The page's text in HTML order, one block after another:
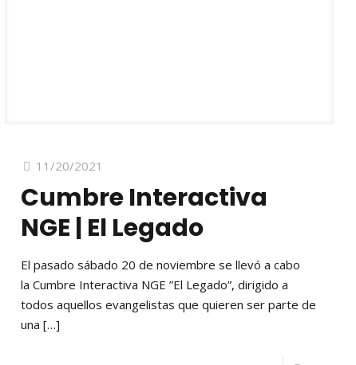
11/20/2021
Cumbre Interactiva
NGE | El Legado
El pasado sábado 20 de noviembre se llevó a cabo
la Cumbre Interactiva NGE ”El Legado”, dirigido a
todos aquellos evangelistas que quieren ser parte de
una […]